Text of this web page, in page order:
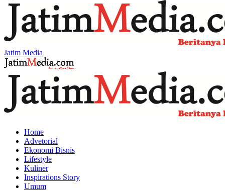
Jatim Media
Home
Advetorial
Ekonomi Bisnis
Lifestyle
Kuliner
Inspirations Story
Umum